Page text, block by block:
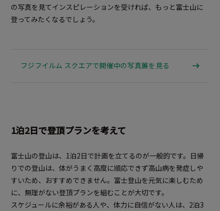
の写真を見てインスピレーションを受ければ、もっと富士山に
登ってみたくなるでしょう。
フジフイルム スクエアで開催中の写真展を見る
1泊2日で登頂プランを考えて
富士山の登山は、1泊2日で計画を立てるのが一般的です。日帰
りでの登山は、体がうまく高度に順応できず高山病を発症しや
すいため、おすすめできません。富士登山を元気に楽しむため
に、無理がない登頂プランを組むことが大切です。
スケジュールに余裕がある人や、体力に自信がない人は、2泊3